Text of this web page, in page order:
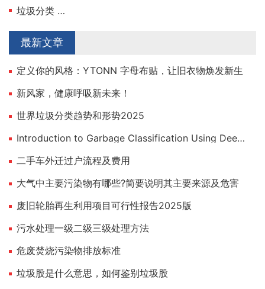
垃圾分类
最新文章
定义你的风格：YTONN 字母布贴，让旧衣物焕发新生
新风家，健康呼吸新未来！
世界垃圾分类趋势和形势2025
Introduction to Garbage Classification Using Deep Learning
二手车外迁过户流程及费用
大气中主要污染物有哪些?简要说明其主要来源及危害
废旧轮胎再生利用项目可行性报告2025版
污水处理一级二级三级处理方法
危废焚烧污染物排放标准
垃圾股是什么意思，如何鉴别垃圾股